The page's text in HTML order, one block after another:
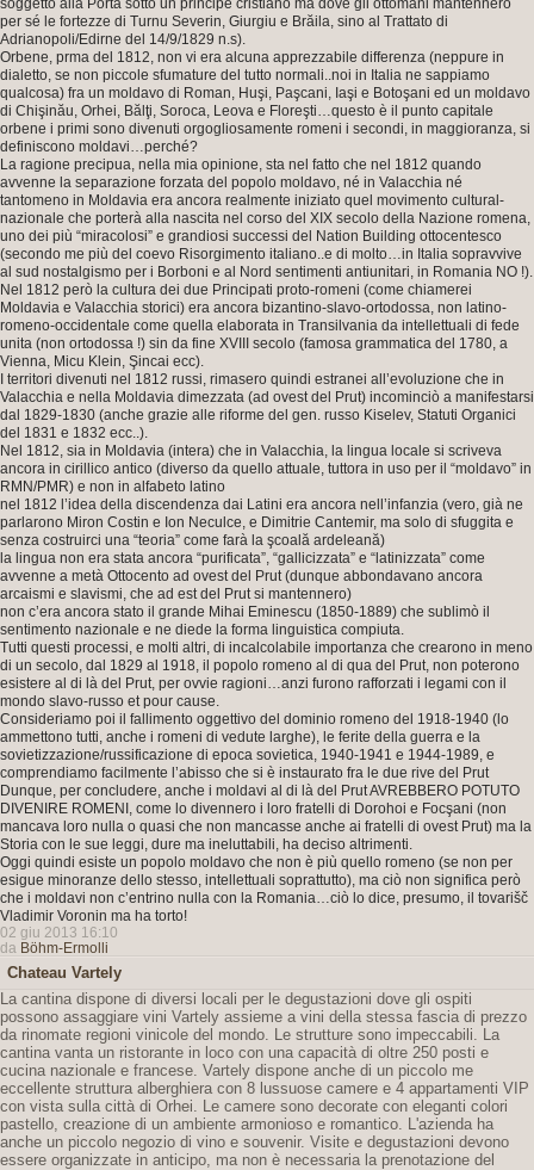
soggetto alla Porta sotto un principe cristiano ma dove gli ottomani mantennero
per sé le fortezze di Turnu Severin, Giurgiu e Brăila, sino al Trattato di
Adrianopoli/Edirne del 14/9/1829 n.s).
Orbene, prma del 1812, non vi era alcuna apprezzabile differenza (neppure in
dialetto, se non piccole sfumature del tutto normali..noi in Italia ne sappiamo
qualcosa) fra un moldavo di Roman, Huşi, Paşcani, Iaşi e Botoşani ed un moldavo
di Chişinău, Orhei, Bălţi, Soroca, Leova e Floreşti…questo è il punto capitale
orbene i primi sono divenuti orgogliosamente romeni i secondi, in maggioranza, si
definiscono moldavi…perché?
La ragione precipua, nella mia opinione, sta nel fatto che nel 1812 quando
avvenne la separazione forzata del popolo moldavo, né in Valacchia né
tantomeno in Moldavia era ancora realmente iniziato quel movimento cultural-
nazionale che porterà alla nascita nel corso del XIX secolo della Nazione romena,
uno dei più “miracolosi” e grandiosi successi del Nation Building ottocentesco
(secondo me più del coevo Risorgimento italiano..e di molto…in Italia sopravvive
al sud nostalgismo per i Borboni e al Nord sentimenti antiunitari, in Romania NO !).
Nel 1812 però la cultura dei due Principati proto-romeni (come chiamerei
Moldavia e Valacchia storici) era ancora bizantino-slavo-ortodossa, non latino-
romeno-occidentale come quella elaborata in Transilvania da intellettuali di fede
unita (non ortodossa !) sin da fine XVIII secolo (famosa grammatica del 1780, a
Vienna, Micu Klein, Şincai ecc).
I territori divenuti nel 1812 russi, rimasero quindi estranei all’evoluzione che in
Valacchia e nella Moldavia dimezzata (ad ovest del Prut) incominciò a manifestarsi
dal 1829-1830 (anche grazie alle riforme del gen. russo Kiselev, Statuti Organici
del 1831 e 1832 ecc..).
Nel 1812, sia in Moldavia (intera) che in Valacchia, la lingua locale si scriveva
ancora in cirillico antico (diverso da quello attuale, tuttora in uso per il “moldavo” in
RMN/PMR) e non in alfabeto latino
nel 1812 l’idea della discendenza dai Latini era ancora nell’infanzia (vero, già ne
parlarono Miron Costin e Ion Neculce, e Dimitrie Cantemir, ma solo di sfuggita e
senza costruirci una “teoria” come farà la şcoală ardeleană)
la lingua non era stata ancora “purificata”, “gallicizzata” e “latinizzata” come
avvenne a metà Ottocento ad ovest del Prut (dunque abbondavano ancora
arcaismi e slavismi, che ad est del Prut si mantennero)
non c’era ancora stato il grande Mihai Eminescu (1850-1889) che sublimò il
sentimento nazionale e ne diede la forma linguistica compiuta.
Tutti questi processi, e molti altri, di incalcolabile importanza che crearono in meno
di un secolo, dal 1829 al 1918, il popolo romeno al di qua del Prut, non poterono
esistere al di là del Prut, per ovvie ragioni…anzi furono rafforzati i legami con il
mondo slavo-russo et pour cause.
Consideriamo poi il fallimento oggettivo del dominio romeno del 1918-1940 (lo
ammettono tutti, anche i romeni di vedute larghe), le ferite della guerra e la
sovietizzazione/russificazione di epoca sovietica, 1940-1941 e 1944-1989, e
comprendiamo facilmente l’abisso che si è instaurato fra le due rive del Prut
Dunque, per concludere, anche i moldavi al di là del Prut AVREBBERO POTUTO
DIVENIRE ROMENI, come lo divennero i loro fratelli di Dorohoi e Focşani (non
mancava loro nulla o quasi che non mancasse anche ai fratelli di ovest Prut) ma la
Storia con le sue leggi, dure ma ineluttabili, ha deciso altrimenti.
Oggi quindi esiste un popolo moldavo che non è più quello romeno (se non per
esigue minoranze dello stesso, intellettuali soprattutto), ma ciò non significa però
che i moldavi non c’entrino nulla con la Romania…ciò lo dice, presumo, il tovarišč
Vladimir Voronin ma ha torto!
02 giu 2013 16:10
da Böhm-Ermolli
Chateau Vartely
La cantina dispone di diversi locali per le degustazioni dove gli ospiti
possono assaggiare vini Vartely assieme a vini della stessa fascia di prezzo
da rinomate regioni vinicole del mondo. Le strutture sono impeccabili. La
cantina vanta un ristorante in loco con una capacità di oltre 250 posti e
cucina nazionale e francese. Vartely dispone anche di un piccolo me
eccellente struttura alberghiera con 8 lussuose camere e 4 appartamenti VIP
con vista sulla città di Orhei. Le camere sono decorate con eleganti colori
pastello, creazione di un ambiente armonioso e romantico. L'azienda ha
anche un piccolo negozio di vino e souvenir. Visite e degustazioni devono
essere organizzate in anticipo, ma non è necessaria la prenotazione del